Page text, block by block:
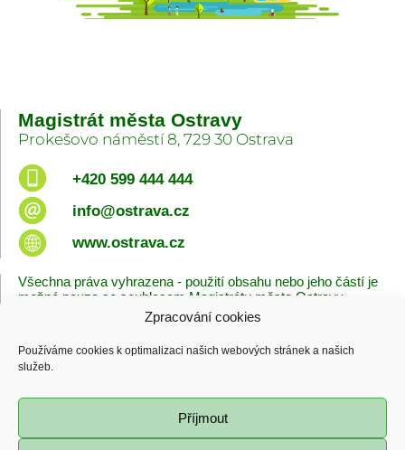
Zpracování cookies
Používáme cookies k optimalizaci našich webových stránek a našich
služeb.
Příjmout
Magistrát města Ostravy
Prokešovo náměstí 8, 729 30 Ostrava
+420 599 444 444
info@ostrava.cz
www.ostrava.cz
Všechna práva vyhrazena - použití obsahu nebo jeho částí je
možné pouze se souhlasem Magistrátu města Ostravy.
Zásady cookies
Poslední změna